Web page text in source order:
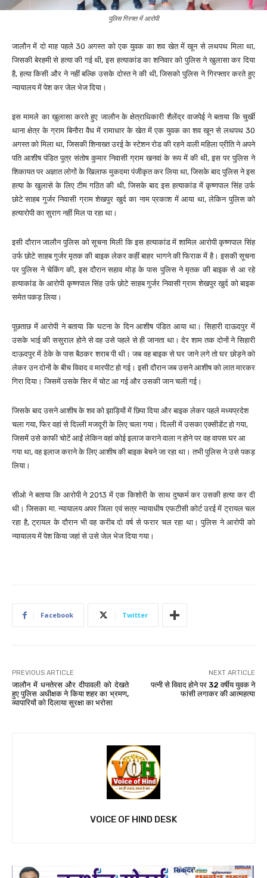
पुलिस गिरफ्त में आरोपी
जालौन में दो माह पहले 30 अगस्त को एक युवक का शव खेत में खून से लथपथ मिला था,
जिसकी बेरहमी से हत्या की गई थी, इस हत्याकांड का शनिवार को पुलिस ने खुलासा कर दिया
है, हत्या किसी और ने नहीं बल्कि उसके दोस्त ने की थी, जिसको पुलिस ने गिरफ्तार करते हुए
न्यायालय में पेश कर जेल भेज दिया।
इस मामले का खुलासा करते हुए जालौन के क्षेत्राधिकारी शैलेंद्र वाजपेई ने बताया कि चुर्खी
थाना क्षेत्र के ग्राम बिनौरा वैध में रामाधार के खेत में एक युवक का शव खून से लथपथ 30
अगस्त को मिला था, जिसकी शिनाख्त उरई के स्टेशन रोड की रहने वाली महिला प्रीति ने अपने
पति आशीष पंडित पुत्र संतोष कुमार निवासी ग्राम खनवां के रूप में की थी, इस पर पुलिस ने
शिकायत पर अज्ञात लोगों के खिलाफ मुकदमा पंजीकृत कर लिया था, जिसके बाद पुलिस ने इस
हत्या के खुलासे के लिए टीम गठित की थी, जिसके बाद इस हत्याकांड में कृष्णपाल सिंह उर्फ
छोटे साहब गुर्जर निवासी ग्राम शेखपुर खुर्द का नाम प्रकाश में आया था, लेकिन पुलिस को
हत्यारोपी का सुराग नहीं मिल पा रहा था।
इसी दौरान जालौन पुलिस को सूचना मिली कि इस हत्याकांड में शामिल आरोपी कृष्णपाल सिंह
उर्फ छोटे साहब गुर्जर मृतक की बाइक लेकर कहीं बाहर भागने की फिराक में है। इसकी सूचना
पर पुलिस ने चेकिंग की, इस दौरान सहाव मोड़ के पास पुलिस ने मृतक की बाइक से आ रहे
हत्याकांड के आरोपी कृष्णपाल सिंह उर्फ छोटे साहब गुर्जर निवासी ग्राम शेखपुर खुर्द को बाइक
समेत पकड़ लिया।
पूछताछ में आरोपी ने बताया कि घटना के दिन आशीष पंडित आया था। सिहारी दाऊदपुर में
उसके भाई की ससुराल होने से वह उसे पहले से ही जानता था। देर शाम तक दोनों ने सिहारी
दाऊदपुर में ठेके के पास बैठकर शराब पी थी। जब वह बाइक से घर जाने लगे तो घर छोड़ने को
लेकर उन दोनों के बीच विवाद व मारपीट हो गई। इसी दौरान जब उसने आशीष को लात मारकर
गिरा दिया। जिसमें उसके सिर में चोट आ गई और उसकी जान चली गई।
जिसके बाद उसने आशीष के शव को झाड़ियों में छिपा दिया और बाइक लेकर पहले मध्यप्रदेश
चला गया, फिर वहां से दिल्ली मजदूरी के लिए चला गया। दिल्ली में उसका एक्सीडेंट हो गया,
जिसमें उसे काफी चोटें आईं लेकिन वहां कोई इलाज कराने वाला न होने पर वह वापस घर आ
गया था, वह इलाज कराने के लिए आशीष की बाइक बेचने जा रहा था। तभी पुलिस ने उसे पकड़
लिया।
सीओ ने बताया कि आरोपी ने 2013 में एक किशोरी के साथ दुष्कर्म कर उसकी हत्या कर दी
थी। जिसका मा. न्यायालय अपर जिला एवं सत्र न्यायाधीष एफटीसी कोर्ट उरई में ट्रायल चल
रहा है, ट्रायल के दौरान भी वह करीब दो वर्ष से फरार चल रहा था। पुलिस ने आरोपी को
न्यायालय में पेश किया जहां से उसे जेल भेज दिया गया।
Facebook Twitter
PREVIOUS ARTICLE
जालौन में धनतेरस और दीपावली को देखते
हुए पुलिस अधीक्षक ने किया शहर का भ्रमण,
व्यापारियों को दिलाया सुरक्षा का भरोसा
NEXT ARTICLE
पत्नी से विवाद होने पर 32 वर्षीय युवक ने
फांसी लगाकर की आत्महत्या
VOICE OF HIND DESK